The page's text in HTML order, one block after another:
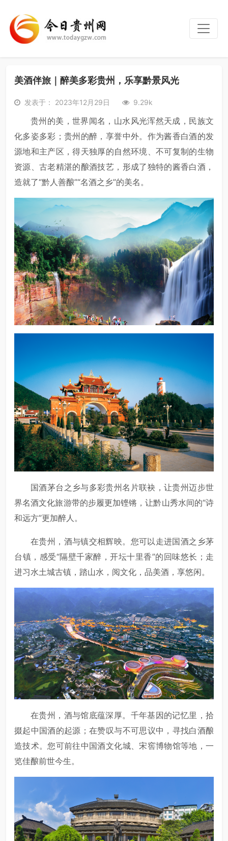
美酒伴旅｜醉美多彩贵州，乐享黔景风光
发表于： 2023年12月29日 9.29k
贵州的美，世界闻名，山水风光浑然天成，民族文
化多姿多彩；贵州的醉，享誉中外。作为酱香白酒的发
源地和主产区，得天独厚的自然环境、不可复制的生物
资源、古老精湛的酿酒技艺，形成了独特的酱香白酒，
造就了“黔人善酿”“名酒之乡”的美名。
国酒茅台之乡与多彩贵州名片联袂，让贵州迈步世
界名酒文化旅游带的步履更加铿锵，让黔山秀水间的“诗
和远方”更加醉人。
在贵州，酒与镇交相辉映。您可以走进国酒之乡茅
台镇，感受“隔壁千家醉，开坛十里香”的回味悠长；走
进习水土城古镇，踏山水，阅文化，品美酒，享悠闲。
在贵州，酒与馆底蕴深厚。千年基因的记忆里，拾
掇起中国酒的起源；在赞叹与不可思议中，寻找白酒酿
造技术。您可前往中国酒文化城、宋窖博物馆等地，一
览佳酿前世今生。